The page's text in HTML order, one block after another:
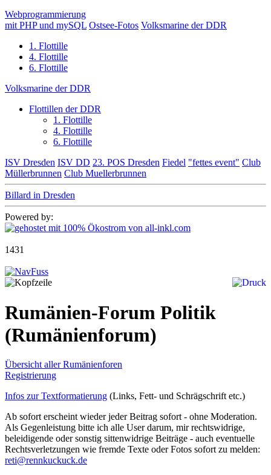
Webprogrammierung
mit PHP und mySQL Ostsee-Fotos Volksmarine der DDR
1. Flottille
4. Flottille
6. Flottille
Volksmarine der DDR
Flottillen der DDR
1. Flottille
4. Flottille
6. Flottille
ISV Dresden ISV DD 23. POS Dresden Fiedel "fettes event" Club
Müllerbrunnen Club Muellerbrunnen
Billard in Dresden
Powered by:
1431
Rumänien-Forum Politik
(Rumänienforum)
Übersicht aller Rumänienforen
Registrierung
Infos zur Textformatierung (Links, Fett- und Schrägschrift etc.)
Ab sofort erscheint wieder jeder Beitrag sofort - ohne Moderation.
Als Gegenleistung bitte ich alle User darum, mir rechtswidrige,
beleidigende oder sonstig sittenwidrige Beiträge - auch eventuelle
Rechtsverletzungen wie fremde Texte oder Fotos sofort zu melden:
reti@rennkuckuck.de